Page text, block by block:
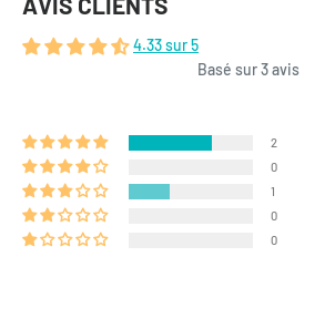
4.33 sur 5
Basé sur 3 avis
2
0
1
0
0